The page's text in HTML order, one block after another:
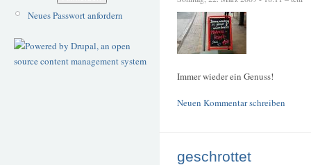
Neues Passwort anfordern
Immer wieder ein Genuss!
Neuen Kommentar schreiben
geschrottet